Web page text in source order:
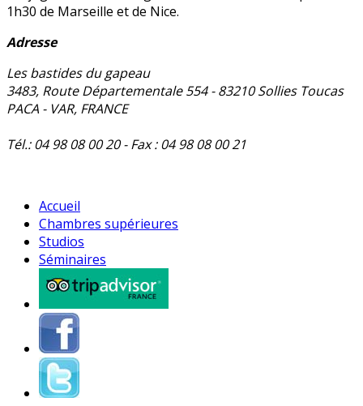
1h30 de Marseille et de Nice.
Adresse
Les bastides du gapeau
3483, Route Départementale 554 - 83210 Sollies Toucas
PACA - VAR, FRANCE
Tél.: 04 98 08 00 20 - Fax : 04 98 08 00 21
Accueil
Chambres supérieures
Studios
Séminaires